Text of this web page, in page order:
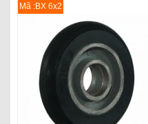
Mã :BX 6x2